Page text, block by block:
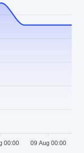
00:00 09 Aug 00:00